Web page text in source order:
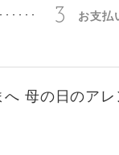
3 お支払
母の日のア